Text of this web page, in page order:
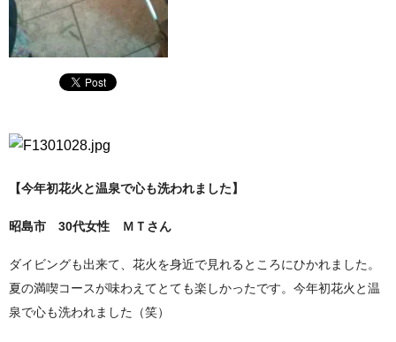
【今年初花火と温泉で心も洗われました】
昭島市 30代女性 ＭＴさん
ダイビングも出来て、花火を身近で見れるところにひかれました。
夏の満喫コースが味わえてとても楽しかったです。 今年初花火と温
泉で心も洗われました（笑）